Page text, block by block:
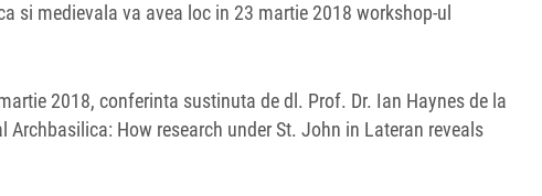
si medievala va avea loc in 23 martie 2018 workshop-ul
2018, conferinta sustinuta de dl. Prof. Dr. Ian Haynes de la
How research under St. John in Lateran reveals